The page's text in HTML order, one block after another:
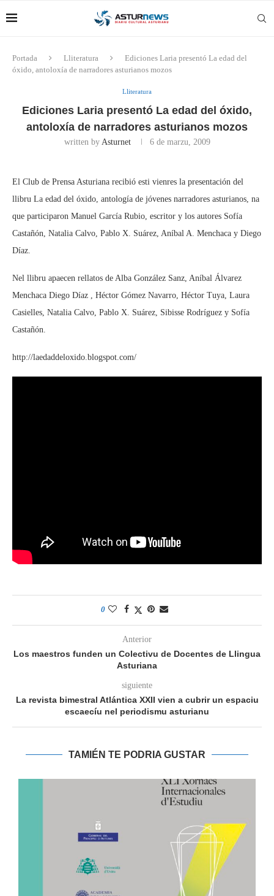
Portada Lliteratura
Ediciones Laria presentó La edad del
óxido, antoloxía de narradores asturianos mozos
Lliteratura
Ediciones Laria presentó La edad del óxido,
antoloxía de narradores asturianos mozos
written by Asturnet 6 de marzu, 2009
El Club de Prensa Asturiana recibió esti vienres la presentación del
llibru La edad del óxido, antología de jóvenes narradores asturianos, na
que participaron Manuel García Rubio, escritor y los autores Sofía
Castañón, Natalia Calvo, Pablo X. Suárez, Aníbal A. Menchaca y Diego
Díaz.
Nel llibru apaecen rellatos de Alba González Sanz, Aníbal Álvarez
Menchaca Diego Díaz , Héctor Gómez Navarro, Héctor Tuya, Laura
Casielles, Natalia Calvo, Pablo X. Suárez, Sibisse Rodríguez y Sofía
Castañón.
http://laedaddeloxido.blogspot.com/
0
Anterior
Los maestros funden un Colectivu de Docentes de Llingua
Asturiana
siguiente
La revista bimestral Atlántica XXII vien a cubrir un espaciu
escaecíu nel periodismu asturianu
TAMIÉN TE PODRIA GUSTAR